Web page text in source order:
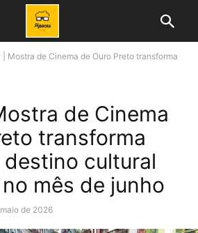
| Mostra de Cinema de Ouro Preto transforma
de Cinema
transforma
cultural
mês de junho
de 2026